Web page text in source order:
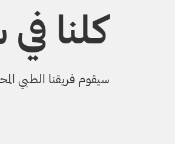
كلنا
سيقوم فريقنا الطبي